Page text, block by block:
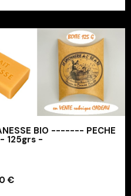
BIO ------- PECHE
125grs -
€
panier